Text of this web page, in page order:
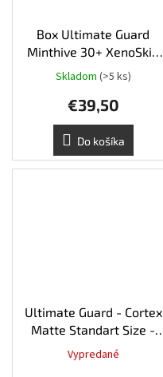
Box Ultimate Guard
Minthive 30+ XenoSkin
Black
Skladom (>5 ks)
€39,50
Do košíka
Ultimate Guard - Cortex
Matte Standart Size -
Purple
Vypredané